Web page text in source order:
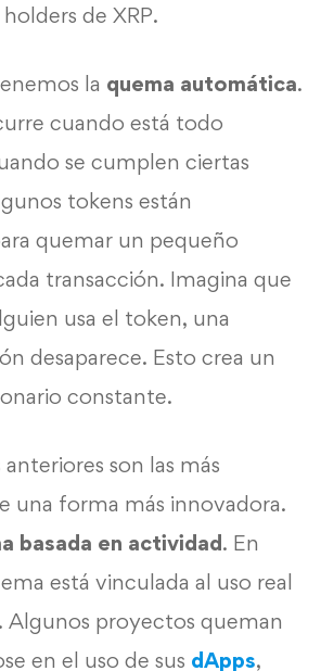
de XRP.
la quema automática.
cuando está todo
se cumplen ciertas
tokens están
quemar un pequeño
transacción. Imagina que
usa el token, una
desaparece. Esto crea un
constante.
son las más
una forma más innovadora.
basada en actividad. En
está vinculada al uso real
Algunos proyectos queman
en el uso de sus dApps,